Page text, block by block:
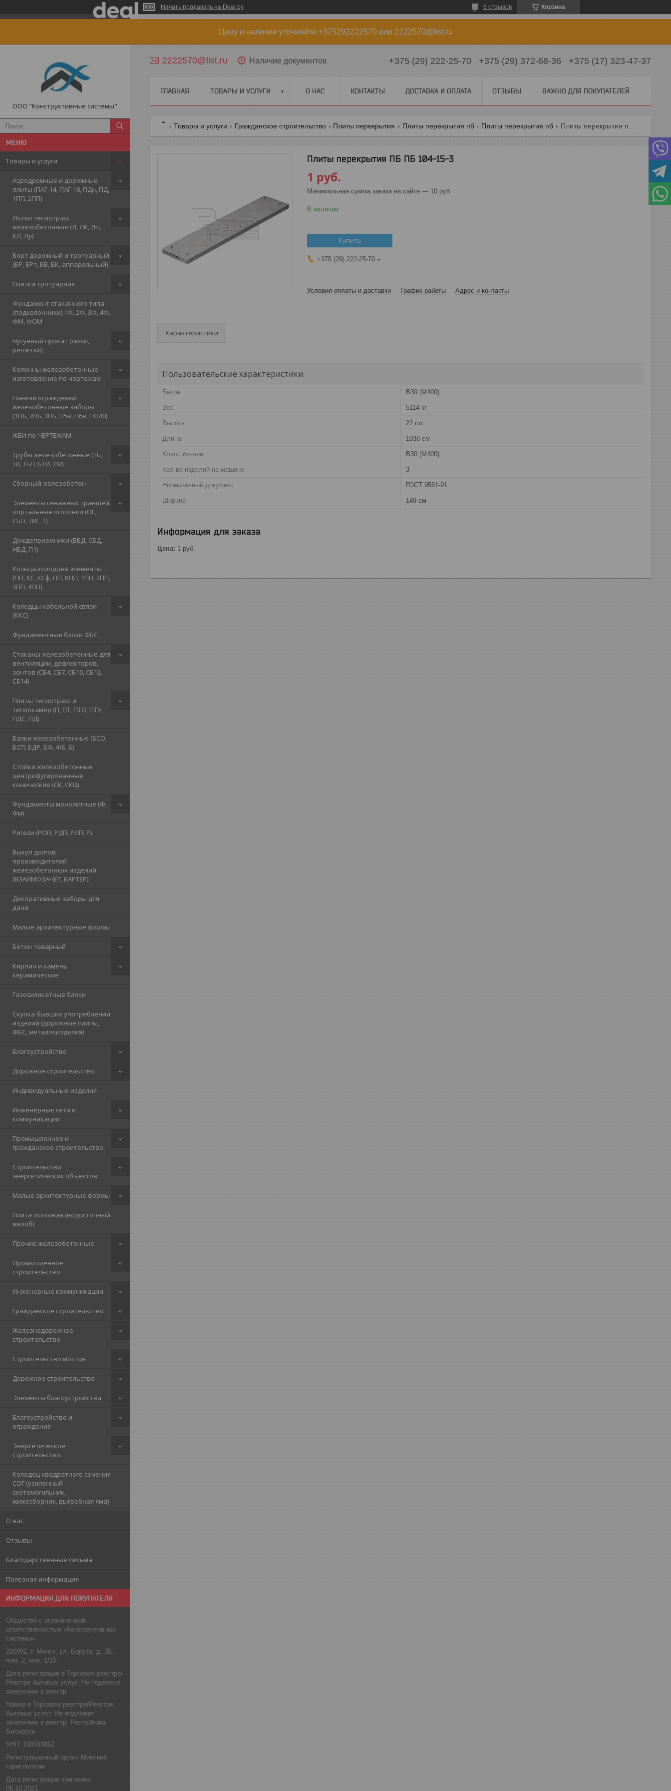
Начать продавать на Deal.by Корзина
6 отзывов
Цену и наличие уточняйте +375292222570 или 2222570@list.ru
ООО "Конструктивные системы"
Товары и услуги
Аэродромные и дорожные
плиты (ПАГ-14, ПАГ-18, ПДн, ПД,
1ПП, 2ПП)
Лотки теплотрасс
железобетонные (Л, ЛК, ЛН,
КЛ, Лу)
Борт дорожный и тротуарный
(БР, БРт, БВ, БК, аппарельный)
Плитка тротуарная
Фундамент стаканного типа
(подколонники) 1Ф, 2Ф, 3Ф, 4Ф,
ФМ, ФОМ
Чугунный прокат (люки,
решётки)
Колонны железобетонные
изготовление по чертежам
Панели ограждений
железобетонные заборы
(1ПБ, 2ПБ, 3ПБ, П5в, П6в, ПО40)
ЖБИ по ЧЕРТЕЖАМ
Трубы железобетонные (ТБ,
ТВ, ТБП, БТИ, ТМ)
Сборный железобетон
Элементы сенажных траншей,
портальные оголовки (ОГ,
СБО, ТИГ, Т)
Дождеприемники (ВБД, СБД,
НБД, П1)
Кольца колодцев элементы
(ПП, КС, КСф, ПП, КЦП, 1ПП, 2ПП,
3ПП, 4ПП)
Колодцы кабельной связи
(ККС)
Фундаментные блоки ФБС
Стаканы железобетонные для
вентиляции, дефлекторов,
зонтов (СБ4, СБ7, СБ10, СБ12,
СБ14)
Плиты теплотрасс и
теплокамер (П, ПТ, ПТО, ПТУ,
ПДС, ПД)
Балки железобетонные (БСО,
БСП, БДР, БФ, ФБ, Б)
Стойки железобетонные
центрифугированные
конические (СК, СКЦ)
Фундаменты монолитные (Ф,
Фм)
Ригели (РОП, РДП, РЛП, Р)
Выкуп долгов
производителей
железобетонных изделий
(ВЗАИМОЗАЧЁТ, БАРТЕР)
Декоративные заборы для
дачи
Малые архитектурные формы
Бетон товарный
Кирпич и камень
керамические
Газосиликатные блоки
Скупка бывших употреблении
изделий (дорожные плиты,
ФБС, металлоизделия)
Благоустройство
Дорожное строительство
Индивидуальные изделия
Инженерные сети и
коммуникации
Промышленное и
гражданское строительство
Строительство
энергетических объектов
Малые архитектурные формы
Плита лотковая (водосточный
желоб)
Прочие железобетонные
Промышленное
строительство
Инженерные коммуникации
Гражданское строительство
Железнодорожное
строительство
Строительство мостов
Дорожное строительство
Элементы благоустройства
Благоустройство и
ограждения
Энергетическое
строительство
Колодец квадратного сечения
СОГ (усиленный
скотомогильник,
жижесборник, выгребная яма)
О нас
Отзывы
Благодарственные письма
Полезная информация
ИНФОРМАЦИЯ ДЛЯ ПОКУПАТЕЛЯ
Общество с ограниченной
ответственностью «Конструктивные
системы»
220092, г. Минск, ул. Берута, д. 3Б,
пом. 2, ком. 1/15
Дата регистрации в Торговом реестре/
Реестре бытовых услуг: Не подлежит
занесению в реестр
Номер в Торговом реестре/Реестре
бытовых услуг: Не подлежит
занесению в реестр, Республика
Беларусь
УНП: 193593862
Регистрационный орган: Минский
горисполком
Дата регистрации компании:
06.10.2021
2222570@list.ru Наличие документов +375 (29) 222-25-70 +375 (29) 372-68-36 +375 (17) 323-47-37
ГЛАВНАЯ ТОВАРЫ И УСЛУГИ О НАС КОНТАКТЫ ДОСТАВКА И ОПЛАТА ОТЗЫВЫ ВАЖНО ДЛЯ ПОКУПАТЕЛЕЙ
Товары и услуги Гражданское строительство Плиты перекрытия Плиты перекрытия пб Плиты перекрытия пб
Плиты перекрытия ПБ ПБ 104-15-3
1 руб.
Минимальная сумма заказа на сайте — 10 руб
В наличии
Купить
+375 (29) 222-25-70
Условия оплаты и доставки График работы Адрес и контакты
Характеристики
Пользовательские характеристики
Бетон B30 (M400)
Вес 5114 кг
Высота 22 см
Длина 1038 см
Класс бетона B30 (M400)
Кол-во изделий на машине 3
Нормативный документ ГОСТ 9561-91
Ширина 149 см
Информация для заказа
Цена: 1 руб.